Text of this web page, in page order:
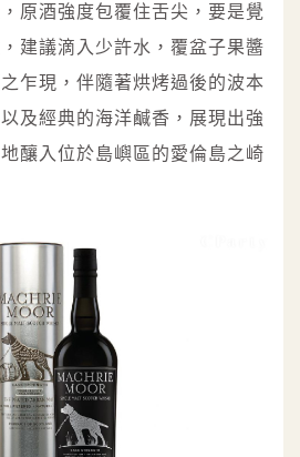
原酒強度包覆住舌尖，要是覺
建議滴入少許水，覆盆子果醬
乍現，伴隨著烘烤過後的波本
及經典的海洋鹹香，展現出強
釀入位於島嶼區的愛倫島之崎